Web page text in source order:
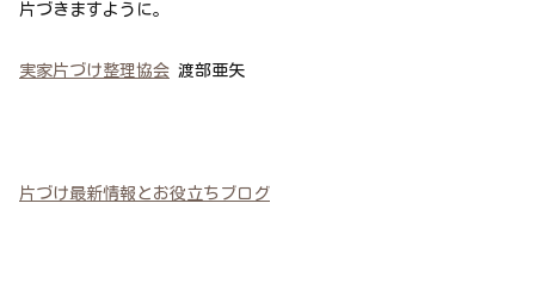
片づきますように。
実家片づけ整理協会 渡部亜矢
片づけ最新情報とお役立ちブログ